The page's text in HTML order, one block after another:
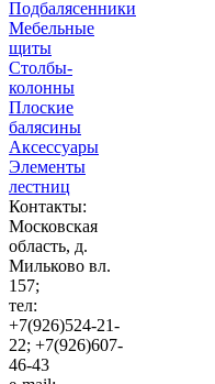
Подбалясенники
Мебельные
щиты
Столбы-
колонны
Плоские
балясины
Аксессуары
Элементы
лестниц
Контакты:
Московская
область, д.
Мильково вл.
157;
тел:
+7(926)524-21-
22; +7(926)607-
46-43